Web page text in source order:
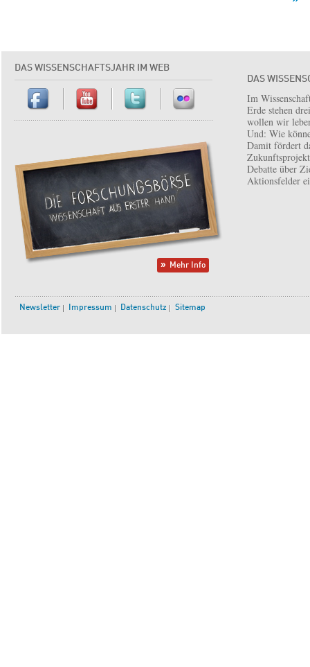
DAS WISSENSCHAFTSJAHR IM WEB
Mehr Info
DAS
Im
Erde stehen
wollen wir
Und: Wie
Damit fördert
Debatte über
Aktionsfelder
Newsletter Impressum Datenschutz Sitemap